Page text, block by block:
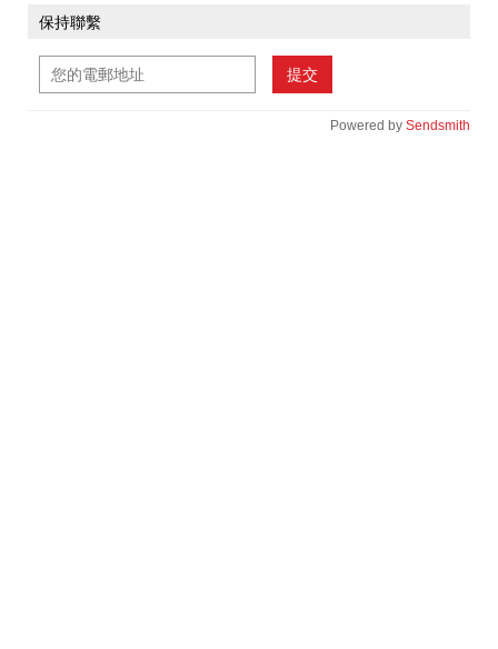
保持聯繫
提交
Powered by Sendsmith